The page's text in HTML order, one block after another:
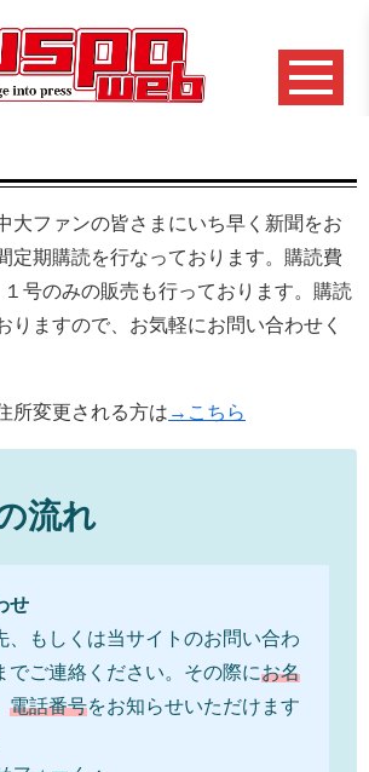
大ファンの皆さまにいち早く新聞をお
定期購読を行なっております。購読費
号のみの販売も行っております。購読
りますので、お気軽にお問い合わせく
所変更される方は →こちら
流れ
せ
、もしくは当サイトのお問い合わ
でご連絡ください。その際にお名
電話番号をお知らせいただけます